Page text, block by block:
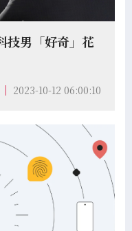
技男「好奇」花
2023-10-12 06:00:10